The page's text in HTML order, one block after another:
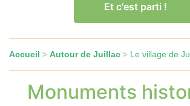
Et c'est parti !
Accueil > Autour de Juillac > Le village de
Monuments